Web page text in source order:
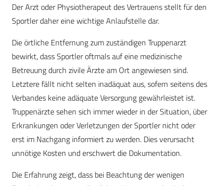
Der Arzt oder Physiotherapeut des Vertrauens stellt für den
Sportler daher eine wichtige Anlaufstelle dar.
Die örtliche Entfernung zum zuständigen Truppenarzt
bewirkt, dass Sportler oftmals auf eine medizinische
Betreuung durch zivile Ärzte am Ort angewiesen sind.
Letztere fällt nicht selten inadäquat aus, sofern seitens des
Verbandes keine adäquate Versorgung gewährleistet ist.
Truppenärzte sehen sich immer wieder in der Situation, über
Erkrankungen oder Verletzungen der Sportler nicht oder
erst im Nachgang informiert zu werden. Dies verursacht
unnötige Kosten und erschwert die Dokumentation.
Die Erfahrung zeigt, dass bei Beachtung der wenigen